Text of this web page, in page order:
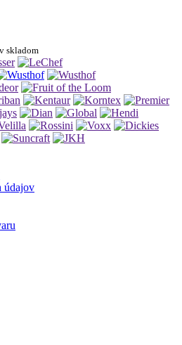
skladom
údajov